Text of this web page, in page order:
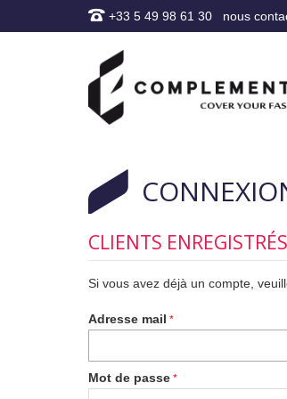
+33 5 49 98 61 30 nous
CLIENTS ENREGISTRÉS
Si vous avez déjà un compte,
Adresse mail
Mot de passe